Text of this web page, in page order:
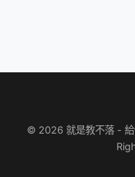
© 2026 就是教不落 - 給